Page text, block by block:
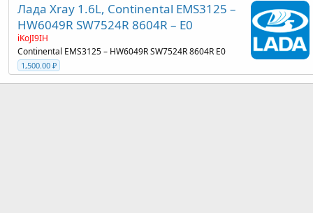
Лада Xray 1.6L, Continental EMS3125 –
HW6049R SW7524R 8604R – E0
iKoJI9IH
Continental EMS3125 – HW6049R SW7524R 8604R E0
1,500.00 ₽